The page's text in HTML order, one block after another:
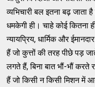
व्यभिचारी बल इतना बढ़
धमकेगी ही। चाहे कोई कितना ही
न्यायप्रिय, धार्मिक और
हैं जो कुत्तों की तरह पीछे पड़
लगते हैं, बिना बात भौं-भौं
हैं जो किसी न किसी मिशन में